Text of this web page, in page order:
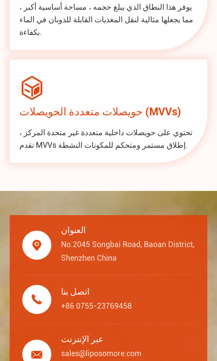
يوفر هذا النطاق الذي يبلغ حجمه ، مساحة أساسية أكبر ،
مما يجعلها مثالية لنقل المغذيات القابلة للذوبان في الماء
بكفاءة.

حويصلات متعددة الحويصلات (MVVs)
تحتوي على حويصلات داخلية متعددة غير متحدة المركز ،
تقدم MVVs إطلاق مستمر ومتحكم للمكونات النشطة.

العنوان
No.2045 Songbai Road, Baoan District,
Shenzhen China

اتصل بنا
+86 0755-23769458

عبر الإنترنت
sales@liposomore.com